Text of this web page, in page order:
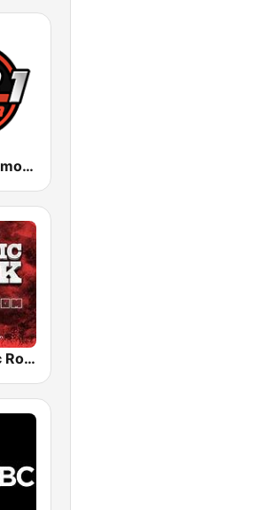
WPAT 93.1 Amor FM
Radio Classic Rock